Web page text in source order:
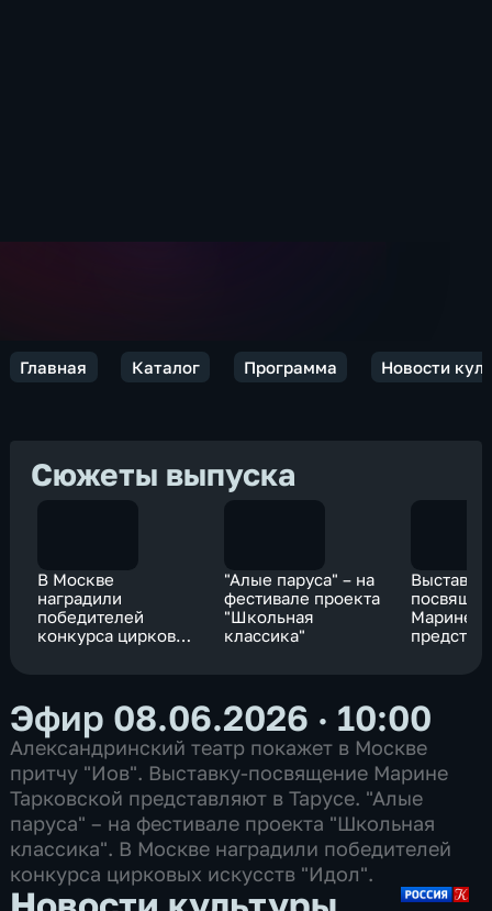
Главная Каталог Программа Новости
Сюжеты выпуска
В Москве
наградили
победителей
конкурса цирковых
"Алые паруса" – на
фестивале проекта
"Школьная
классика"
Марине
Эфир 08.06.2026 · 10:00
Александринский театр покажет в Москве
притчу "Иов". Выставку-посвящение Марине
Тарковской представляют в Тарусе. "Алые
паруса" – на фестивале проекта "Школьная
классика". В Москве наградили победителей
конкурса цирковых искусств "Идол".